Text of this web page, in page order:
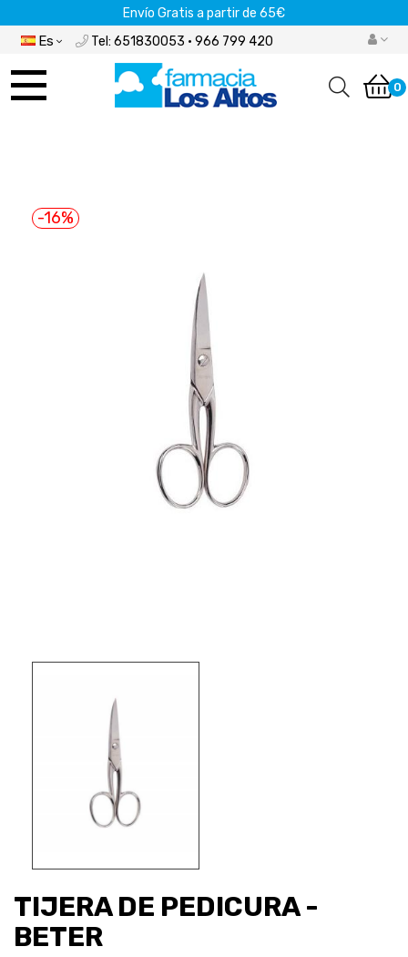
Envío Gratis a partir de 65€
Es Tel: 651830053 · 966 799 420
Navegación 0
-16%
TIJERA DE PEDICURA -
BETER